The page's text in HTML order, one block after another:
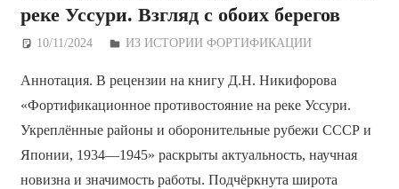
реке Уссури. Взгляд с обоих берегов
10/11/2024 Дежурный по Редакции
ИЗ ИСТОРИИ ФОРТИФИКАЦИИ
Аннотация. В рецензии на книгу Д.Н. Никифорова
«Фортификационное противостояние на реке Уссури.
Укреплённые районы и оборонительные рубежи СССР и
Японии, 1934—1945» раскрыты актуальность, научная
новизна и значимость работы. Подчёркнута широта